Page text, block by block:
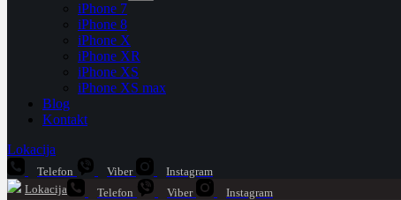
iPhone 7
iPhone 8
iPhone X
iPhone XR
iPhone XS
iPhone XS max
Blog
Kontakt
Lokacija
Telefon Viber
Instagram
Lokacija
Telefon Viber Instagram